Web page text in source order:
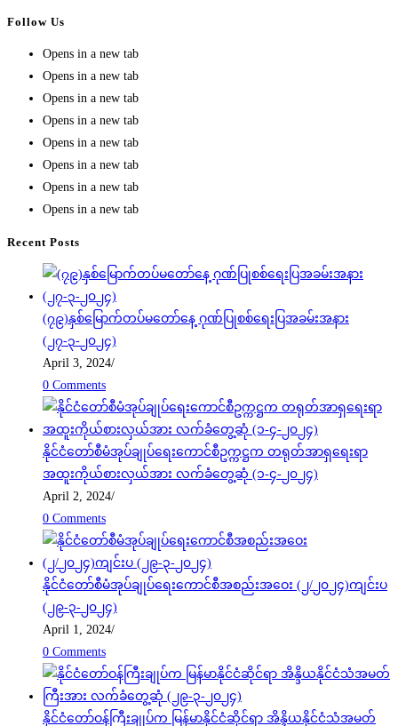
Follow Us
Opens in a new tab
Opens in a new tab
Opens in a new tab
Opens in a new tab
Opens in a new tab
Opens in a new tab
Opens in a new tab
Opens in a new tab
Recent Posts
(၇၉)နှစ်မြောက်တပ်မတော်နေ့ ဂုဏ်ပြုစစ်ရေးပြအခမ်းအနား
(၂၇-၃-၂၀၂၄)
April 3, 2024/
0 Comments
နိုင်ငံတော်စီမံအုပ်ချုပ်ရေးကောင်စီဥက္ကဋ္ဌက တရုတ်အာရှရေးရာ
အထူးကိုယ်စားလှယ်အား လက်ခံတွေ့ဆုံ (၁-၄-၂၀၂၄)
April 2, 2024/
0 Comments
နိုင်ငံတော်စီမံအုပ်ချုပ်ရေးကောင်စီအစည်းအဝေး (၂/၂၀၂၄)ကျင်းပ
(၂၉-၃-၂၀၂၄)
April 1, 2024/
0 Comments
နိုင်ငံတော်ဝန်ကြီးချုပ်က မြန်မာနိုင်ငံဆိုင်ရာ အိန္ဒိယနိုင်ငံသံအမတ်